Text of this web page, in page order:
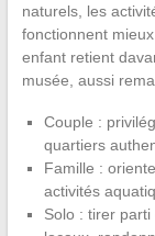
naturels, les
fonctionnent
enfant retient
musée, aussi
Couple :
quartiers
Famille :
activités
Solo : tirer